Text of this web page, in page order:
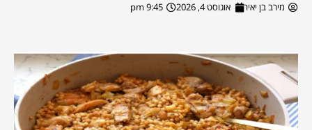
מירב בן יאיר אוגוסט 4, 2026 9:45 pm